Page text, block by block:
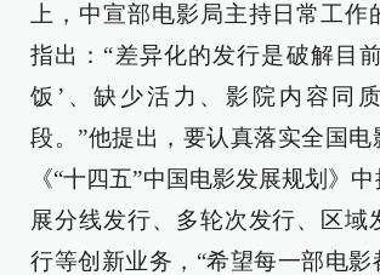
上，中宣部电影局主持日常工作
指出：“差异化的发行是破解目
饭’、缺少活力、影院内容同
段。”他提出，要认真落实全国电
《“十四五”中国电影发展规划》
展分线发行、多轮次发行、区域
行等创新业务，“希望每一部电影